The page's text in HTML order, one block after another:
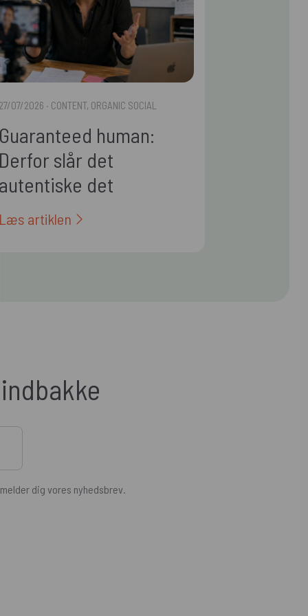
07/2026 · CONTENT, ORGANIC SOCIAL
human:
slår det
det
i 2026
artiklen
dig vores nyhedsbrev.